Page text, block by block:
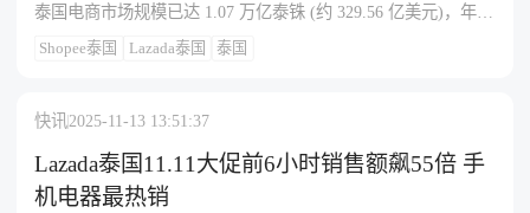
价值是平时的2.5倍，进一步印证了市场对优质正品的需求。
泰国电商市场规模已达 1.07 万亿泰铢 (约 329.56 亿美元)，年增
长率 17.6%，是东南亚第二大电商市场。以下是按市场份额和
用户活跃度综合排序的十大平台：1. Shopee泰国站市场份额：
率：75%，泰国消费者首选成立时间：2015 年，Sea Group 旗下
Shopee泰国 Lazada泰国 泰国
快讯 2025-11-13 13:51:37
Lazada泰国11.11大促前6小时销售额飙55倍 手
机电器最热销